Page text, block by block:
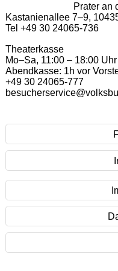
Prater an
Kastanienallee 7–9,
Tel +49 30 24065-736
Theaterkasse
Mo–Sa, 11:00 – 18:00 Uhr
Abendkasse: 1h vor
+49 30 24065-777